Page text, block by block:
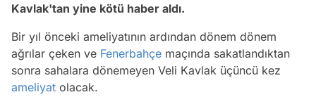
Kavlak'tan yine kötü haber aldı.
Bir yıl önceki ameliyatının ardından dönem dönem
ağrılar çeken ve Fenerbahçe maçında sakatlandıktan
sonra sahalara dönemeyen Veli Kavlak üçüncü kez
ameliyat olacak.